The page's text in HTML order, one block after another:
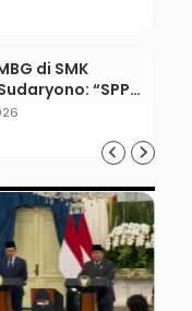
di SMK
“SPPG
Jawab!”